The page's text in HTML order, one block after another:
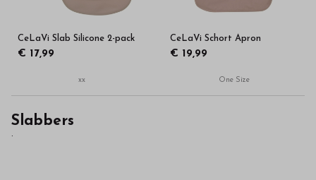
CeLaVi Slab Silicone 2-pack
€ 17,99
xx
CeLaVi Schort Apron
€ 19,99
One Size
Slabbers
.